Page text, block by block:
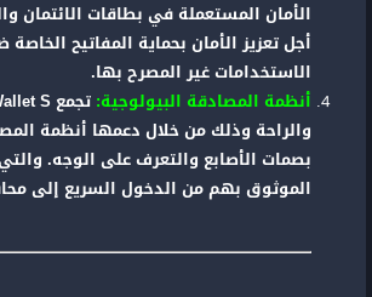
الأمان المستعملة في بطاقات الائتمان
أجل تعزيز الأمان بحماية المفاتيح
الاستخدامات غير المصرح بها.
أنظمة المصادقة البيولوجية:
والراحة وذلك من خلال دعمها أنظمة
بصمات الأصابع والتعرف على الوجه.
الموثوق بهم من الدخول السريع إلى